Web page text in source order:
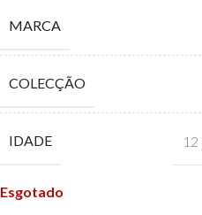
MARCA
COLECÇÃO
IDADE 12
Esgotado